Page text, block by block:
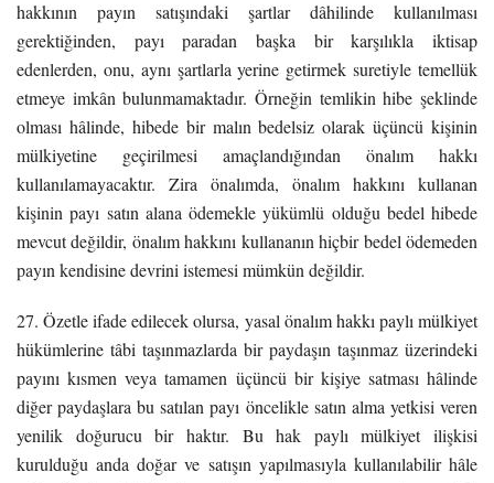
hakkının payın satışındaki şartlar dâhilinde kullanılması
gerektiğinden, payı paradan başka bir karşılıkla iktisap
edenlerden, onu, aynı şartlarla yerine getirmek suretiyle temellük
etmeye imkân bulunmamaktadır. Örneğin temlikin hibe şeklinde
olması hâlinde, hibede bir malın bedelsiz olarak üçüncü kişinin
mülkiyetine geçirilmesi amaçlandığından önalım hakkı
kullanılamayacaktır. Zira önalımda, önalım hakkını kullanan
kişinin payı satın alana ödemekle yükümlü olduğu bedel hibede
mevcut değildir, önalım hakkını kullananın hiçbir bedel ödemeden
payın kendisine devrini istemesi mümkün değildir.
27. Özetle ifade edilecek olursa, yasal önalım hakkı paylı mülkiyet
hükümlerine tâbi taşınmazlarda bir paydaşın taşınmaz üzerindeki
payını kısmen veya tamamen üçüncü bir kişiye satması hâlinde
diğer paydaşlara bu satılan payı öncelikle satın alma yetkisi veren
yenilik doğurucu bir haktır. Bu hak paylı mülkiyet ilişkisi
kurulduğu anda doğar ve satışın yapılmasıyla kullanılabilir hâle